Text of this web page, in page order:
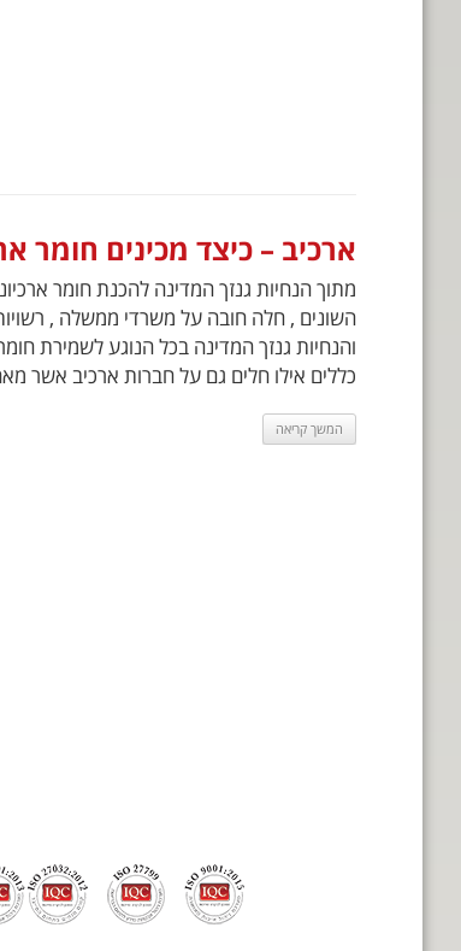
ארכיב – כיצד מכינים חומר
מתוך הנחיות גנזך המדינה להכנת חומר
השונים , חלה חובה על משרדי ממשלה ,
והנחיות גנזך המדינה בכל הנוגע לשמירת
כללים אילו חלים גם על חברות ארכיב אשר
המשך קריאה